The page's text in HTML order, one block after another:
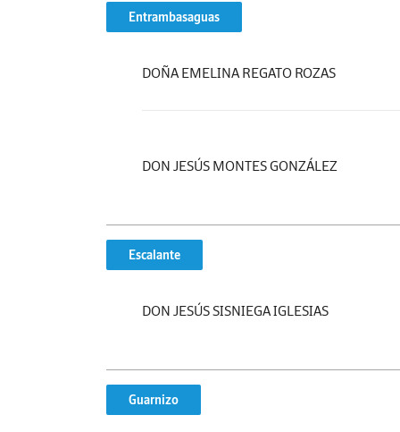
Entrambasaguas
DOÑA EMELINA REGATO ROZAS
DON JESÚS MONTES GONZÁLEZ
Escalante
DON JESÚS SISNIEGA IGLESIAS
Guarnizo